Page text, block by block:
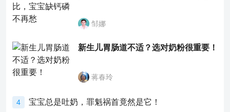
邹娜
新生儿胃肠道不适？选对奶粉很重要！
蒋春玲
4 宝宝总是吐奶，罪魁祸首竟然是它！